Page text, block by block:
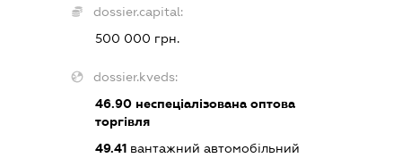
dossier.capital:
500 000 грн.
dossier.kveds:
46.90 неспеціалізована оптова
торгівля
49.41 вантажний автомобільний